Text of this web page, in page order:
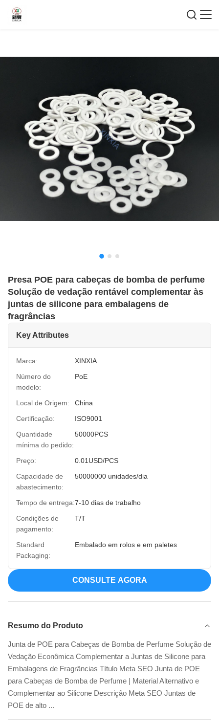
Presa POE para cabeças de bomba de perfume
Solução de vedação rentável complementar às
juntas de silicone para embalagens de
fragrâncias
Key Attributes
Marca:
XINXIA
Número do
modelo:
PoE
Local de Origem:
China
Certificação:
ISO9001
Quantidade
mínima do pedido:
50000PCS
Preço:
0.01USD/PCS
Capacidade de
abastecimento:
50000000 unidades/dia
Tempo de entrega:7-10 dias de trabalho
Condições de
pagamento:
T/T
Standard
Packaging:
Embalado em rolos e em paletes
CONSULTE AGORA
Resumo do Produto
Junta de POE para Cabeças de Bomba de Perfume Solução de
Vedação Econômica Complementar a Juntas de Silicone para
Embalagens de Fragrâncias Título Meta SEO Junta de POE
para Cabeças de Bomba de Perfume | Material Alternativo e
Complementar ao Silicone Descrição Meta SEO Juntas de
POE de alto ...